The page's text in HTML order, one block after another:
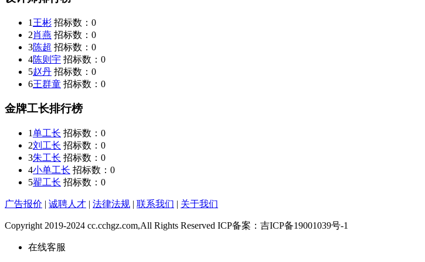
1 王彬 招标数： 0
2肖燕 招标数： 0
3陈超 招标数： 0
4陈则宇 招标数： 0
5赵丹 招标数： 0
6王群童 招标数： 0
金牌工长排行榜
1单工长 招标数： 0
2刘工长 招标数： 0
3朱工长 招标数： 0
4小单工长 招标数： 0
5翟工长 招标数： 0
广告报价 | 诚聘人才 | 法律法规 | 联系我们 | 关于我们
Copyright 2019-2024 cc.cchgz.com,All Rights Reserved ICP备案：吉ICP备19001039号-1
在线客服